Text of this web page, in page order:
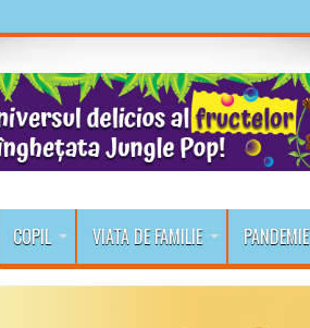
COPIL VIATA DE FAMILIE PANDEMIE